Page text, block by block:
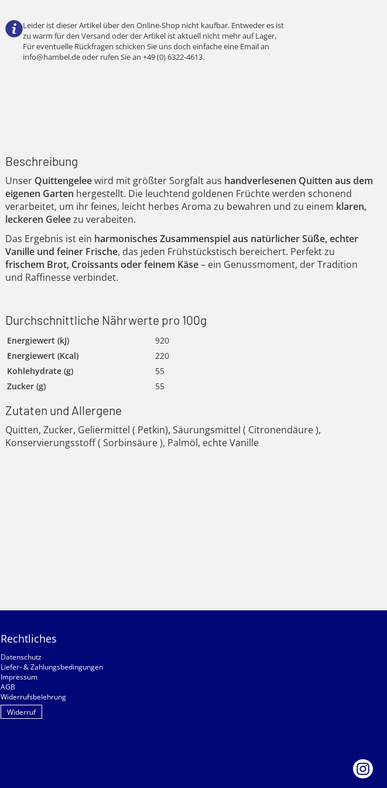
Leider ist dieser Artikel über den Online-Shop nicht kaufbar. Entweder es ist
zu warm für den Versand oder der Artikel ist aktuell nicht mehr auf Lager,
Für eventuelle Rückfragen schicken Sie uns doch einfache eine Email an
info@hambel.deoder rufen Sie an +49 (0) 6322-4613.
Beschreibung
Unser Quittengeleewird mit größter Sorgfalt aus handverlesenen Quitten aus dem
eigenen Garten hergestellt. Die leuchtend goldenen Früchte werden schonend
verarbeitet, um ihr feines, leicht herbes Aroma zu bewahren und zu einem klaren,
leckeren Geleezu verabeiten.
Das Ergebnis ist ein harmonisches Zusammenspiel aus natürlicher Süße, echter
Vanille und feiner Frische, das jeden Frühstückstisch bereichert. Perfekt zu
frischem Brot, Croissants oder feinem Käse– ein Genussmoment, der Tradition
und Raffinesse verbindet.
Durchschnittliche Nährwerte pro 100g
Energiewert (kJ)
920
Energiewert (Kcal)
220
Kohlehydrate (g)
55
Zucker (g)
55
Zutaten und Allergene
Quitten, Zucker, Geliermittel ( Petkin), Säurungsmittel ( Citronendäure ),
Konservierungsstoff ( Sorbinsäure ), Palmöl, echte Vanille
Rechtliches
Datenschutz
Liefer- & Zahlungsbedingungen
Impressum
AGB
Widerrufsbelehrung
Widerruf